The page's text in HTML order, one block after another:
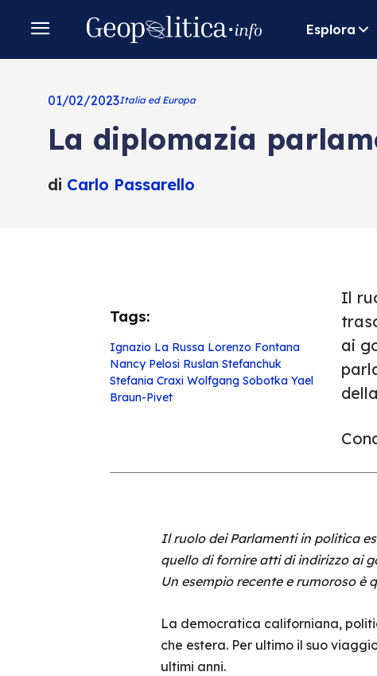
Esplora
01/02/2023Italia ed Europa
La diplomazia
di Carlo Passarello
Tags:
Ignazio La Russa Lorenzo Fontana
Nancy Pelosi Ruslan Stefanchuk
Stefania Craxi Wolfgang Sobotka Yael
Braun-Pivet
Il
ai
Il ruolo dei Parlamenti in politica
quello di fornire atti di indirizzo ai
Un esempio recente e rumoroso è
La democratica californiana,
che estera. Per ultimo il suo
ultimi anni.